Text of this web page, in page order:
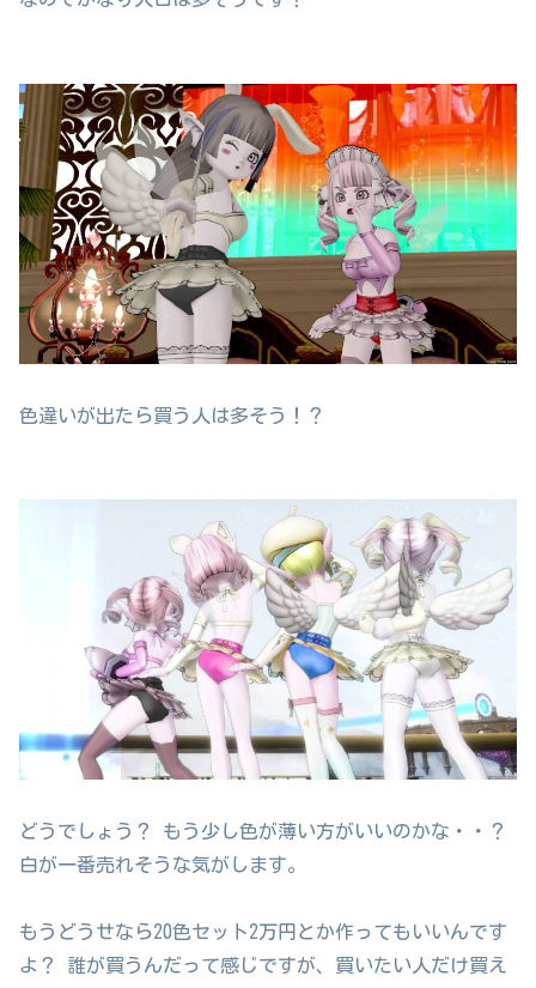
色違いが出たら買う人は多そう！？
どうでしょう？ もう少し色が薄い方がいいのかな・・？
白が一番売れそうな気がします。
もうどうせなら20色セット2万円とか作ってもいいんです
よ？ 誰が買うんだって感じですが、買いたい人だけ買え